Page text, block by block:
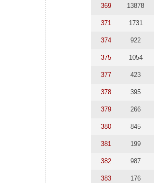
369 13878
371 1731
374 922
375 1054
377 423
378 395
379 266
380 845
381 199
382 987
383 176